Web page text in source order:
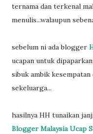
ternama dan terkenal
menulis...walaupun
sebelum ni ada blogger
ucapan untuk
sibuk ambik
sekeluarga...
hasilnya HH tunaikan
Blogger Malaysia Ucap